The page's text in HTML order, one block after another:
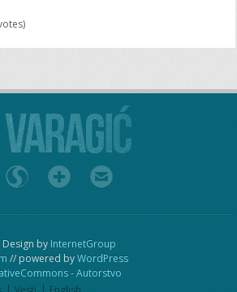
by InternetGroup
// powered byWordPress
- Autorstvo